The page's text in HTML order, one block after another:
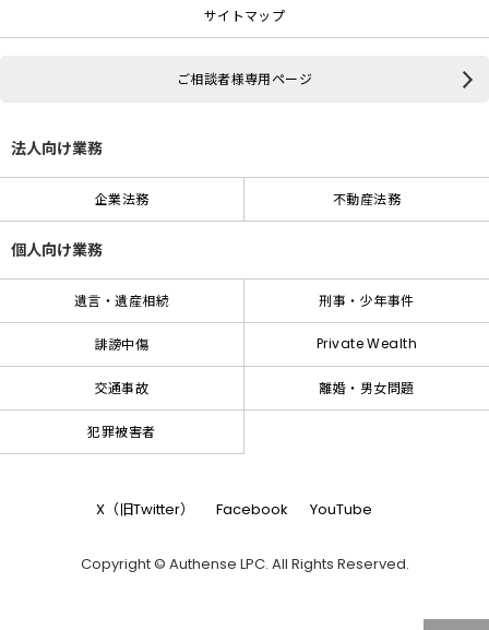
サイトマップ
ご相談者様専用ページ
法人向け業務
企業法務 不動産法務
個人向け業務
遺言・遺産相続 刑事・少年事件
誹謗中傷 Private Wealth
交通事故 離婚・男女問題
犯罪被害者
X（旧Twitter） Facebook YouTube
Copyright © Authense LPC. All Rights Reserved.